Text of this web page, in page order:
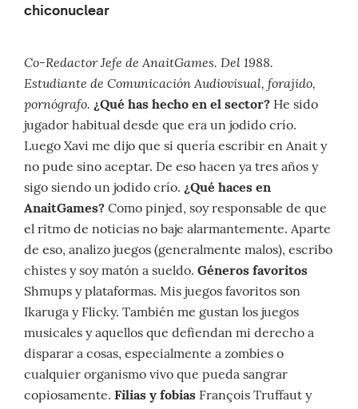
chiconuclear
Co-Redactor Jefe de AnaitGames. Del 1988.
Estudiante de Comunicación Audiovisual, forajido,
pornógrafo. ¿Qué has hecho en el sector? He sido
jugador habitual desde que era un jodido crío.
Luego Xavi me dijo que si quería escribir en Anait y
no pude sino aceptar. De eso hacen ya tres años y
sigo siendo un jodido crío. ¿Qué haces en
AnaitGames? Como pinjed, soy responsable de que
el ritmo de noticias no baje alarmantemente. Aparte
de eso, analizo juegos (generalmente malos), escribo
chistes y soy matón a sueldo. Géneros favoritos
Shmups y plataformas. Mis juegos favoritos son
Ikaruga y Flicky. También me gustan los juegos
musicales y aquellos que defiendan mi derecho a
disparar a cosas, especialmente a zombies o
cualquier organismo vivo que pueda sangrar
copiosamente. Filias y fobias François Truffaut y